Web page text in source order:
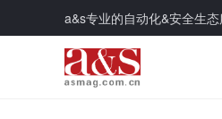
a&s专业的自动化&安全生